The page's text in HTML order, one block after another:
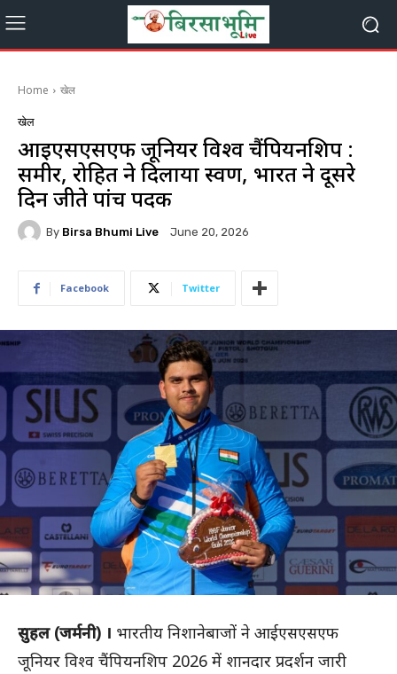
Home खेल
खेल
आईएसएसएफ जूनियर विश्व चैंपियनशिप :
समीर, रोहित ने दिलाया स्वर्ण, भारत ने दूसरे
दिन जीते पांच पदक
By Birsa Bhumi Live June 20, 2026
Facebook Twitter
सुहल (जर्मनी) । भारतीय निशानेबाजों ने आईएसएसएफ
जूनियर विश्व चैंपियनशिप 2026 में शानदार प्रदर्शन जारी